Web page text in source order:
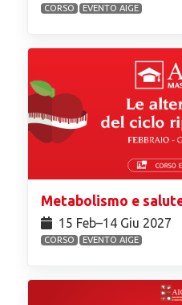
CORSO EVENTO AIGE
Metabolismo e
15 Feb⁠–14 Giu 2027
CORSO EVENTO AIGE